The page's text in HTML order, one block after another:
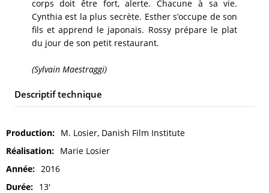
corps doit être fort, alerte. Chacune à sa vie.
Cynthia est la plus secrète. Esther s’occupe de son
fils et apprend le japonais. Rossy prépare le plat
du jour de son petit restaurant.
(Sylvain Maestraggi)
Descriptif technique
Production
M. Losier, Danish Film Institute
Réalisation
Marie Losier
Année
2016
Durée
13'